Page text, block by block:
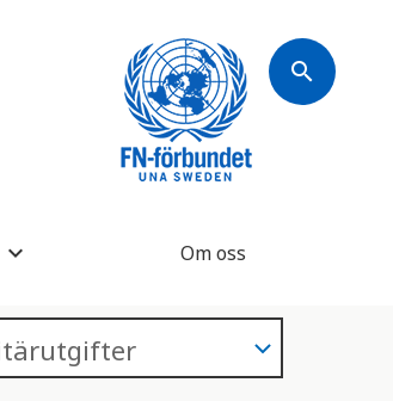
search
Om oss